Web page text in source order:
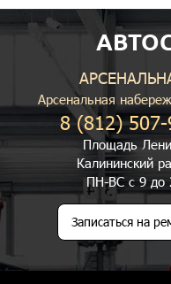
Арсенальная
8 (812) 507-
Площадь
Калининский
ПН-ВС с 9 до
Записаться на